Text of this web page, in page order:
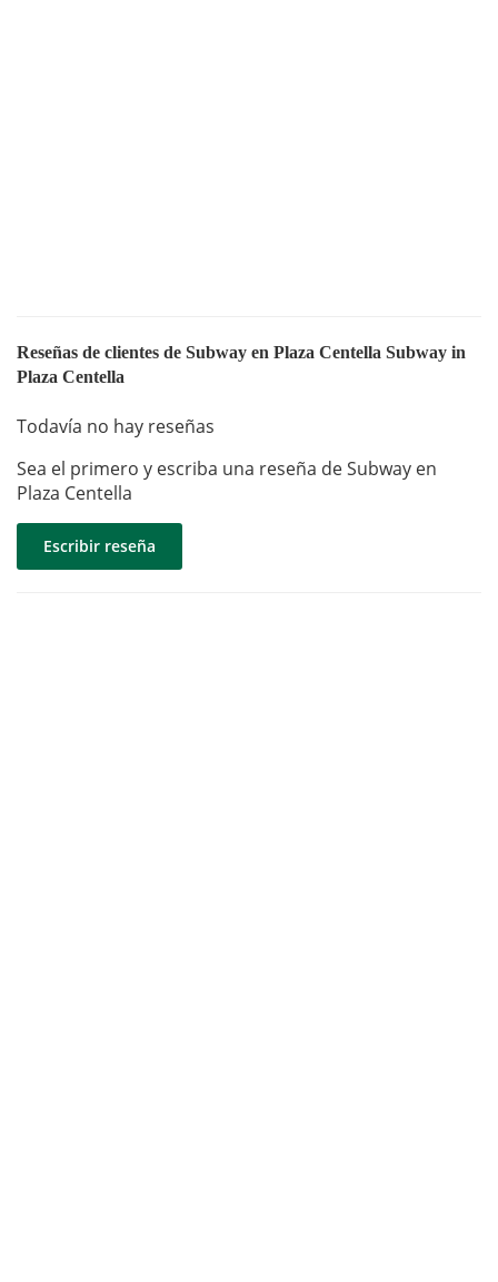
Reseñas de clientes de Subway en Plaza Centella Subway in
Plaza Centella
Todavía no hay reseñas
Sea el primero y escriba una reseña de Subway en
Plaza Centella
Escribir reseña